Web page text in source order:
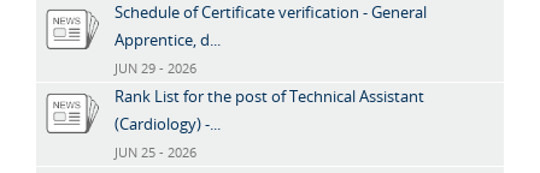
Schedule of Certificate verification - General
Apprentice, d...
JUN 29 - 2026
Rank List for the post of Technical Assistant
(Cardiology) -...
JUN 25 - 2026